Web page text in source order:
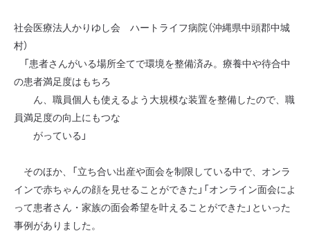
社会医療法人かりゆし会 ハートライフ病院（沖縄県中頭郡中城
村）
「患者さんがいる場所全てで環境を整備済み。療養中や待合中
の患者満足度はもちろ
ん、職員個人も使えるよう大規模な装置を整備したので、職
員満足度の向上にもつな
がっている」
そのほか、「立ち合い出産や面会を制限している中で、オンラ
インで赤ちゃんの顔を見せることができた」「オンライン面会によ
って患者さん・家族の面会希望を叶えることができた」といった
事例がありました。